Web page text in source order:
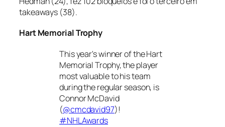
takeaways (38).
Hart Memorial Trophy
This year's winner of the Hart
Memorial Trophy, the player
most valuable to his team
during the regular season, is
Connor McDavid
(@cmcdavid97)!
#NHLAwards